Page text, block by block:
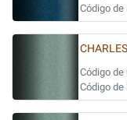
Código de
Código de
Código de